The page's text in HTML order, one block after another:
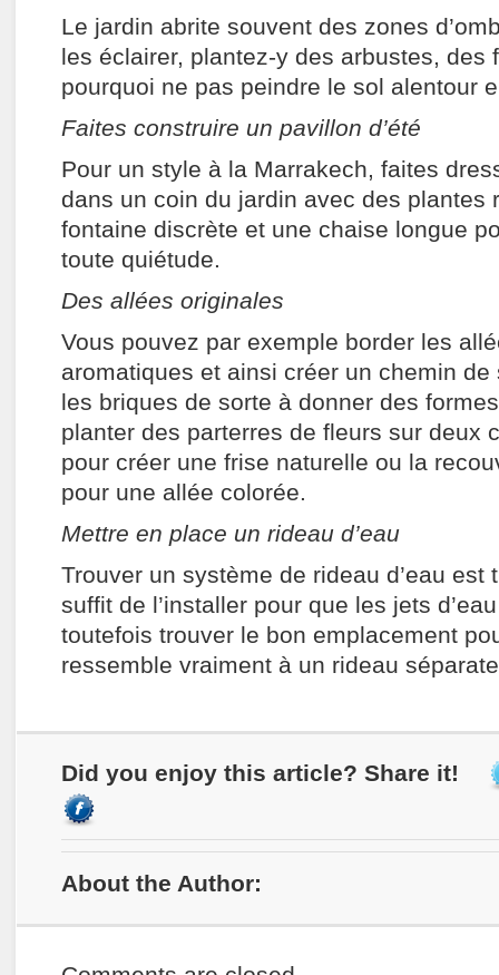
Le jardin abrite souvent des zones
les éclairer, plantez-y des arbustes, des
pourquoi ne pas peindre le sol alentour
Faites construire un pavillon d’été
Pour un style à la Marrakech, faites
dans un coin du jardin avec des plantes
fontaine discrète et une chaise longue
toute quiétude.
Des allées originales
Vous pouvez par exemple border les
aromatiques et ainsi créer un chemin
les briques de sorte à donner des
planter des parterres de fleurs sur deux
pour créer une frise naturelle ou la
pour une allée colorée.
Mettre en place un rideau d’eau
Trouver un système de rideau d’eau est
suffit de l’installer pour que les jets
toutefois trouver le bon emplacement
ressemble vraiment à un rideau
Did you enjoy this article? Share it!
About the Author: